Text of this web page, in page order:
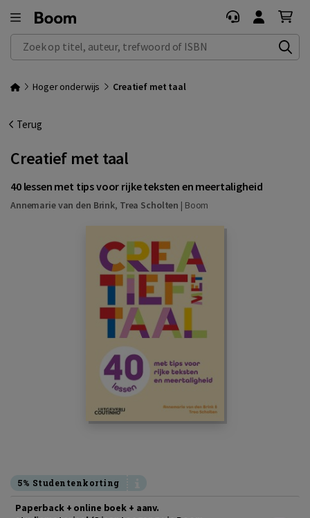
Zoek op titel, auteur, trefwoord of ISBN
Hoger onderwijs Creatief met taal
Terug
Creatief met taal
40 lessen met tips voor rijke teksten en meertaligheid
Annemarie van den Brink, Trea Scholten | Boom
5% Studentenkorting
Paperback + online boek + aanv.